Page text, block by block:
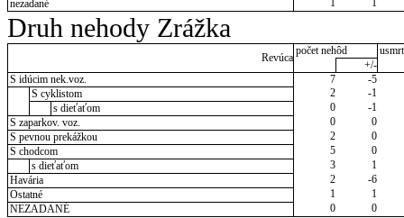
nezadané
1 1
Druh nehody Zrážka
Revúca
počet nehôd
+/-
S idúcim nek.voz.
7
-5
S cyklistom
2
-1
s dieťaťom
0
-1
S zaparkov. voz.
0
0
S pevnou prekážkou
2
0
S chodcom
5
0
s dieťaťom
3
1
Havária
2
-6
Ostatné
1
1
NEZADANÉ
0 0